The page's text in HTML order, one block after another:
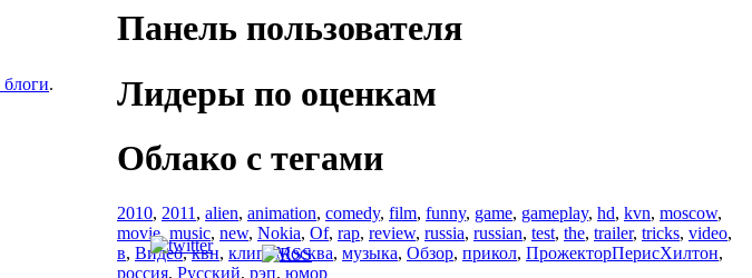
.
Панель пользователя
Лидеры по оценкам
Облако с тегами
2010, 2011 , alien, animation, comedy, film, funny, game, gameplay, hd, kvn, moscow,
movie, music, new, Nokia, Of, rap, review, russia, russian, test, the, trailer, tricks, video,
в, Видео,квн, клип,Москва, музыка, Обзор, прикол, ПрожекторПерисХилтон,
россия, Русский, рэп, юмор